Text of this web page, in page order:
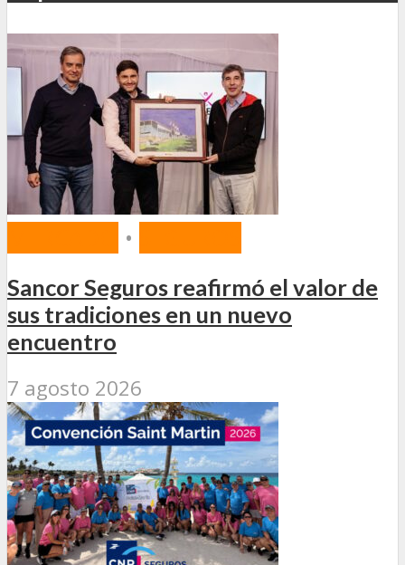
•
Sancor Seguros reafirmó el valor de
sus tradiciones en un nuevo
encuentro
7 agosto 2026